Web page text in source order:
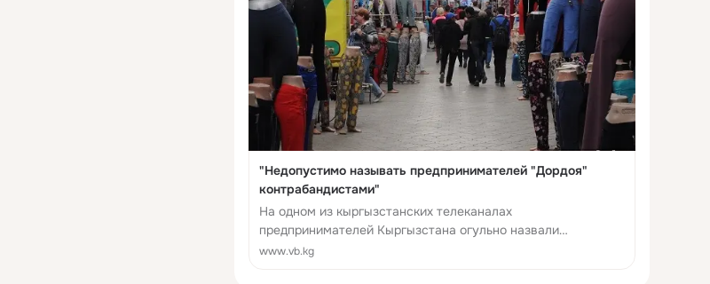
"Недопустимо называть предпринимателей "Дордоя"
контрабандистами"
На одном из кыргызстанских телеканалах
предпринимателей Кыргызстана огульно назвали
контрабандистами, которые ввозят тов
www.vb.kg